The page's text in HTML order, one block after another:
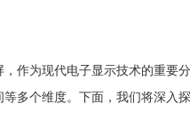
作为现代电子显示技术的重要
多个维度。下面，我们将深入